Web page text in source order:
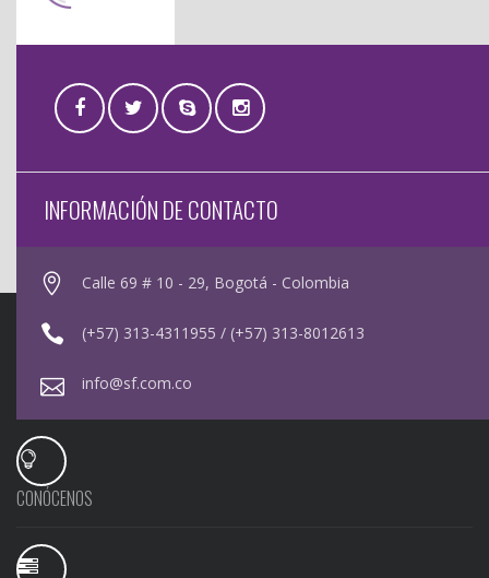
INFORMACIÓN DE CONTACTO
Calle 69 # 10 - 29, Bogotá - Colombia
(+57) 313-4311955 / (+57) 313-8012613
info@sf.com.co
CONÓCENOS